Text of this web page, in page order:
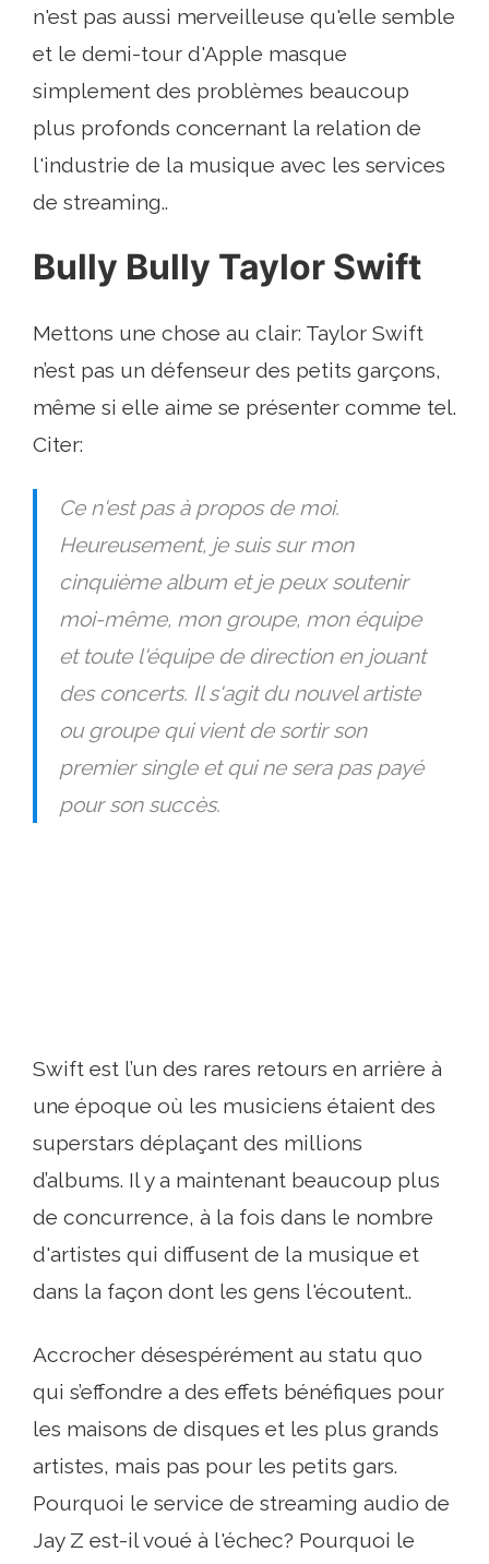
n'est pas aussi merveilleuse qu'elle semble
et le demi-tour d'Apple masque
simplement des problèmes beaucoup
plus profonds concernant la relation de
l'industrie de la musique avec les services
de streaming..
Bully Bully Taylor Swift
Mettons une chose au clair: Taylor Swift
n’est pas un défenseur des petits garçons,
même si elle aime se présenter comme tel.
Citer:
Ce n'est pas à propos de moi.
Heureusement, je suis sur mon
cinquième album et je peux soutenir
moi-même, mon groupe, mon équipe
et toute l'équipe de direction en jouant
des concerts. Il s'agit du nouvel artiste
ou groupe qui vient de sortir son
premier single et qui ne sera pas payé
pour son succès.
Swift est l’un des rares retours en arrière à
une époque où les musiciens étaient des
superstars déplaçant des millions
d’albums. Il y a maintenant beaucoup plus
de concurrence, à la fois dans le nombre
d'artistes qui diffusent de la musique et
dans la façon dont les gens l'écoutent..
Accrocher désespérément au statu quo
qui s’effondre a des effets bénéfiques pour
les maisons de disques et les plus grands
artistes, mais pas pour les petits gars.
Pourquoi le service de streaming audio de
Jay Z est-il voué à l'échec? Pourquoi le